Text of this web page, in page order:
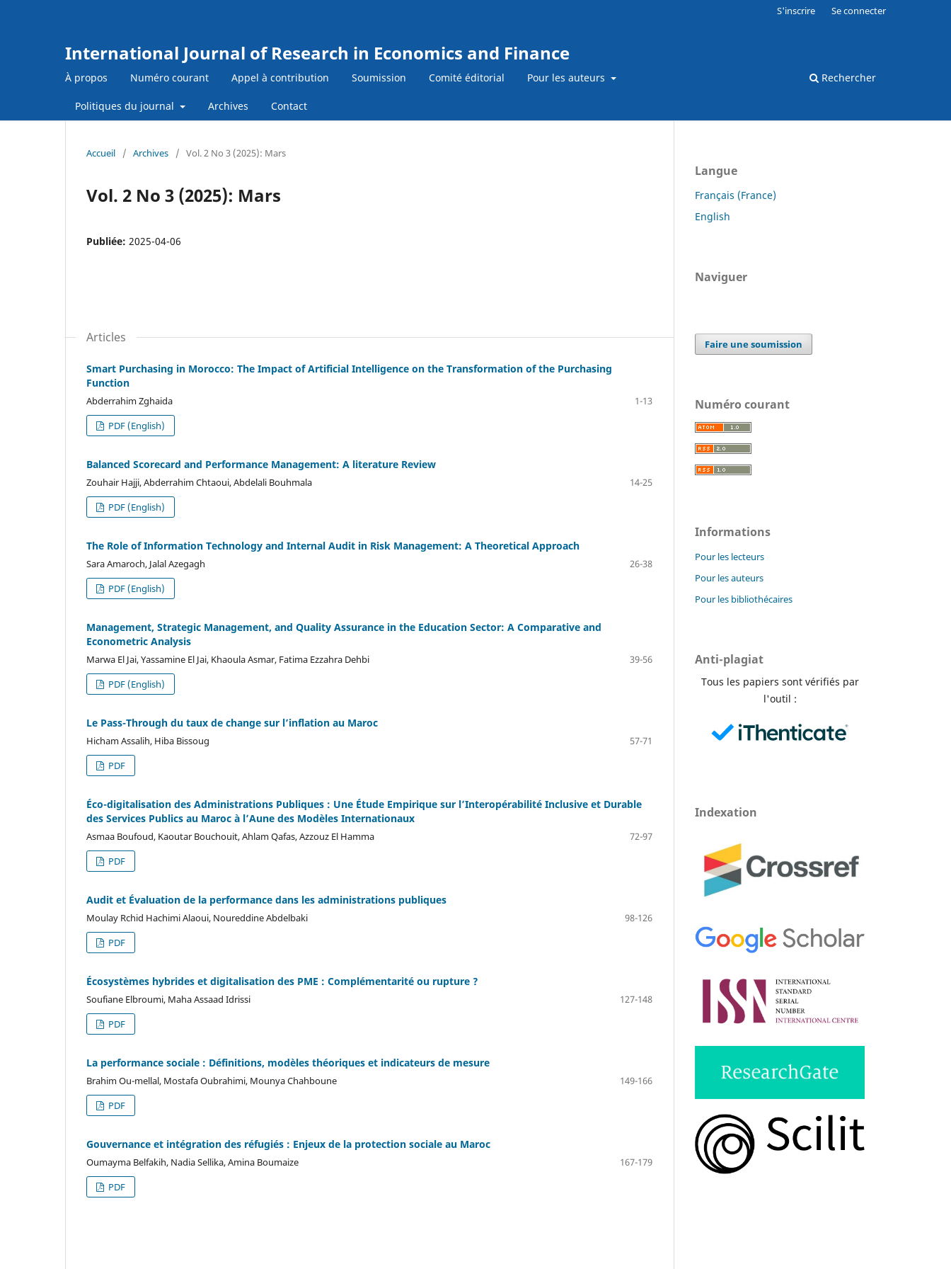
International Journal of Research in Economics and Finance
À propos Numéro courant Appel à contribution Soumission Comité éditorial Pour les auteurs
Politiques du journal Archives Contact
Rechercher
S'inscrire Se connecter
Accueil / Archives / Vol. 2 No 3 (2025): Mars
Vol. 2 No 3 (2025): Mars
Publiée: 2025-04-06
Articles
Smart Purchasing in Morocco: The Impact of Artificial Intelligence on the Transformation of the Purchasing
Function
Abderrahim Zghaida
1-13
PDF (English)
Balanced Scorecard and Performance Management: A literature Review
Zouhair Hajji, Abderrahim Chtaoui, Abdelali Bouhmala
14-25
PDF (English)
The Role of Information Technology and Internal Audit in Risk Management: A Theoretical Approach
Sara Amaroch, Jalal Azegagh
26-38
PDF (English)
Management, Strategic Management, and Quality Assurance in the Education Sector: A Comparative and
Econometric Analysis
Marwa El Jai, Yassamine El Jai, Khaoula Asmar, Fatima Ezzahra Dehbi
39-56
PDF (English)
Le Pass-Through du taux de change sur l’inflation au Maroc
Hicham Assalih, Hiba Bissoug
57-71
PDF
Éco-digitalisation des Administrations Publiques : Une Étude Empirique sur l’Interopérabilité Inclusive et Durable
des Services Publics au Maroc à l’Aune des Modèles Internationaux
Asmaa Boufoud, Kaoutar Bouchouit, Ahlam Qafas, Azzouz El Hamma
72-97
PDF
Audit et Évaluation de la performance dans les administrations publiques
Moulay Rchid Hachimi Alaoui, Noureddine Abdelbaki
98-126
PDF
Écosystèmes hybrides et digitalisation des PME : Complémentarité ou rupture ?
Soufiane Elbroumi, Maha Assaad Idrissi
127-148
PDF
La performance sociale : Définitions, modèles théoriques et indicateurs de mesure
Brahim Ou-mellal, Mostafa Oubrahimi, Mounya Chahboune
149-166
PDF
Gouvernance et intégration des réfugiés : Enjeux de la protection sociale au Maroc
Oumayma Belfakih, Nadia Sellika, Amina Boumaize
167-179
PDF
Langue
Français (France)
English
Naviguer
Faire une soumission
Numéro courant
Informations
Pour les lecteurs
Pour les auteurs
Pour les bibliothécaires
Anti-plagiat
Tous les papiers sont vérifiés par
l'outil :
Indexation